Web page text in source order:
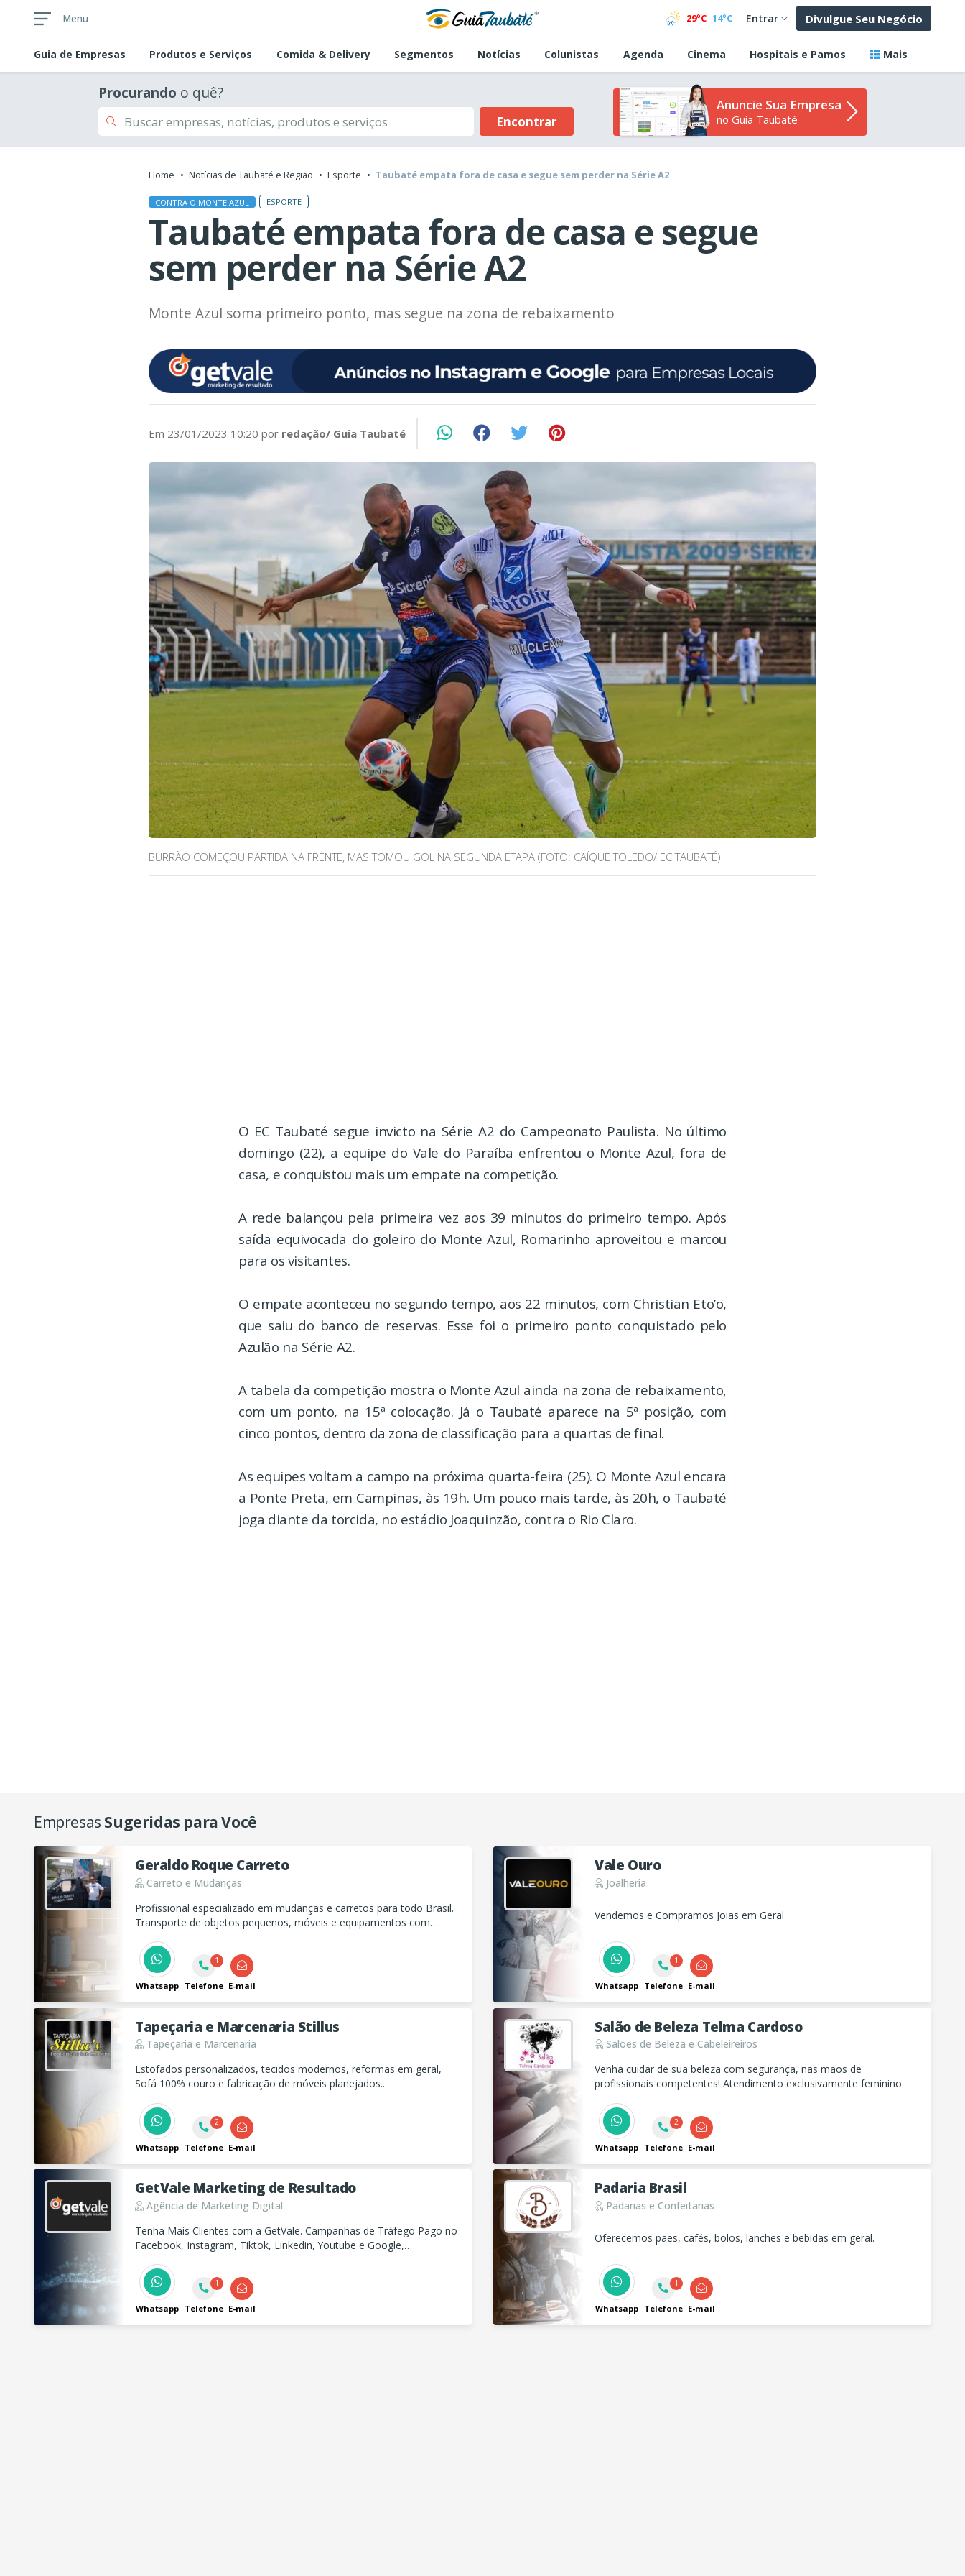
Menu 29ºC 14ºC Entrar Divulgue Seu Negócio
Guia de Empresas Produtos e Serviços Comida & Delivery Segmentos Notícias Colunistas Agenda Cinema Hospitais e Pamos Mais
Procurando o quê?
Encontrar
Anuncie Sua Empresa
no Guia Taubaté
Home Notícias de Taubaté e Região Esporte Taubaté empata fora de casa e segue sem perder na Série A2
CONTRA O MONTE AZUL ESPORTE
Taubaté empata fora de casa e segue
sem perder na Série A2
Monte Azul soma primeiro ponto, mas segue na zona de rebaixamento
Em 23/01/2023 10:20 por redação/ Guia Taubaté
BURRÃO COMEÇOU PARTIDA NA FRENTE, MAS TOMOU GOL NA SEGUNDA ETAPA (FOTO: CAÍQUE TOLEDO/ EC TAUBATÉ)
O EC Taubaté segue invicto na Série A2 do Campeonato Paulista. No último
domingo (22), a equipe do Vale do Paraíba enfrentou o Monte Azul, fora de
casa, e conquistou mais um empate na competição.
A rede balançou pela primeira vez aos 39 minutos do primeiro tempo. Após
saída equivocada do goleiro do Monte Azul, Romarinho aproveitou e marcou
para os visitantes.
O empate aconteceu no segundo tempo, aos 22 minutos, com Christian Eto’o,
que saiu do banco de reservas. Esse foi o primeiro ponto conquistado pelo
Azulão na Série A2.
A tabela da competição mostra o Monte Azul ainda na zona de rebaixamento,
com um ponto, na 15ª colocação. Já o Taubaté aparece na 5ª posição, com
cinco pontos, dentro da zona de classificação para a quartas de final.
As equipes voltam a campo na próxima quarta-feira (25). O Monte Azul encara
a Ponte Preta, em Campinas, às 19h. Um pouco mais tarde, às 20h, o Taubaté
joga diante da torcida, no estádio Joaquinzão, contra o Rio Claro.
Empresas Sugeridas para Você
Geraldo Roque Carreto
Carreto e Mudanças
Profissional especializado em mudanças e carretos para todo Brasil.
Transporte de objetos pequenos, móveis e equipamentos com
Whatsapp
1
Telefone E-mail
Vale Ouro
Joalheria
Vendemos e Compramos Joias em Geral
Whatsapp
1
Telefone E-mail
Tapeçaria e Marcenaria Stillus
Tapeçaria e Marcenaria
Estofados personalizados, tecidos modernos, reformas em geral,
Sofá 100% couro e fabricação de móveis planejados...
Whatsapp
2
Telefone E-mail
Salão de Beleza Telma Cardoso
Salões de Beleza e Cabeleireiros
Venha cuidar de sua beleza com segurança, nas mãos de
profissionais competentes! Atendimento exclusivamente feminino
Whatsapp
2
Telefone E-mail
GetVale Marketing de Resultado
Agência de Marketing Digital
Tenha Mais Clientes com a GetVale. Campanhas de Tráfego Pago no
Facebook, Instagram, Tiktok, Linkedin, Youtube e Google,
Media.
Whatsapp
1
Telefone E-mail
Padaria Brasil
Padarias e Confeitarias
Oferecemos pães, cafés, bolos, lanches e bebidas em geral.
Whatsapp
1
Telefone E-mail